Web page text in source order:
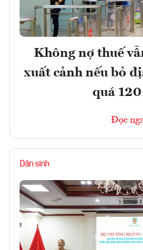
Không nợ thuế
xuất cảnh nếu bỏ
quá
Đọc
Dân sinh